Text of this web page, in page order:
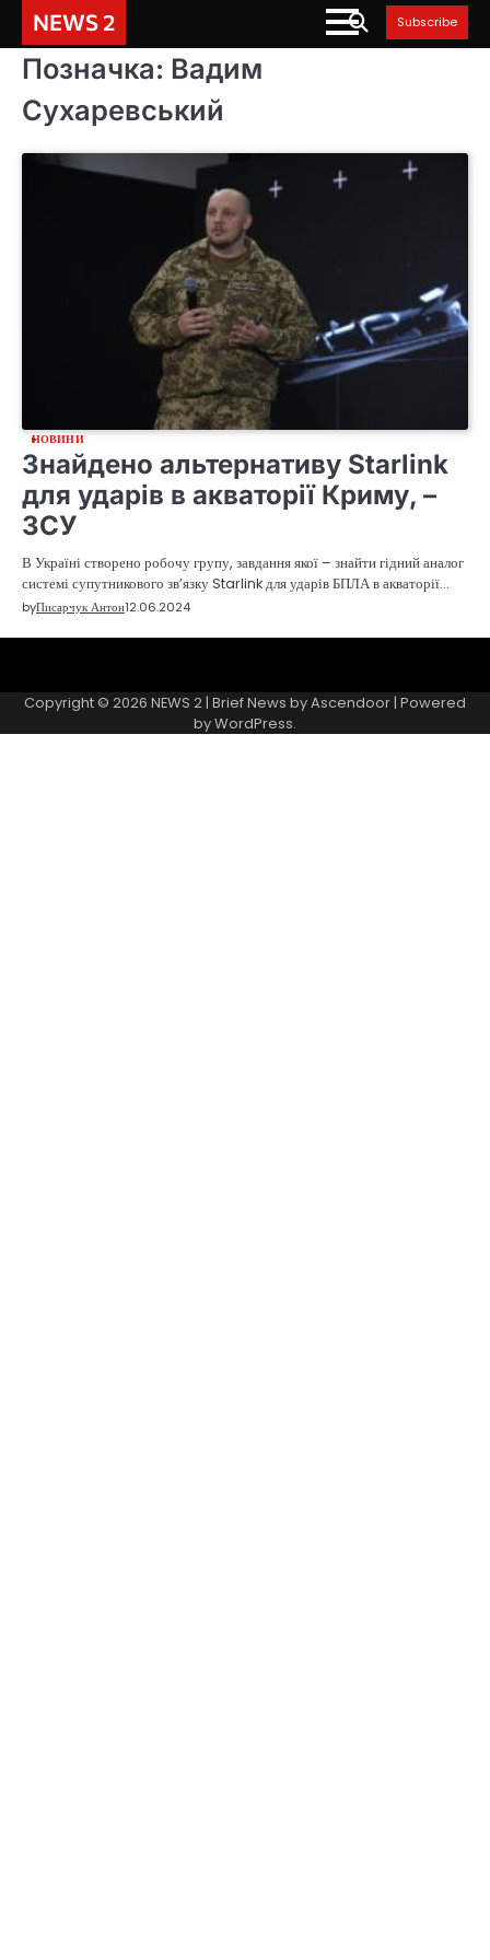
content
NEWS 2 Subscribe
Позначка: Вадим
Сухаревський
НОВИНИ
Знайдено альтернативу Starlink
для ударів в акваторії Криму, –
ЗСУ
В Україні створено робочу групу, завдання якої – знайти гідний аналог
системі супутникового зв’язку Starlink для ударів БПЛА в акваторії…
byПисарчук Антон12.06.2024
Page
Copyright © 2026 NEWS 2| Brief News byAscendoor| Powered
byWordPress.